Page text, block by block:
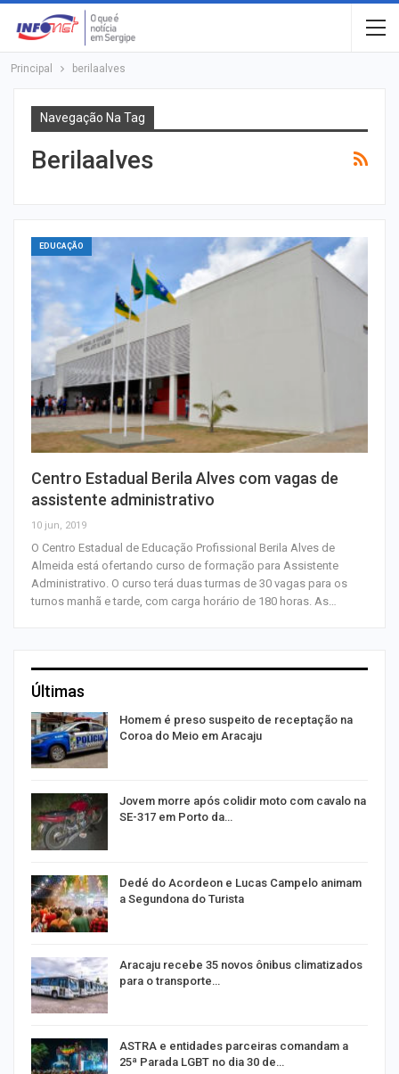
Principal berilaalves
Navegação Na Tag
Berilaalves
EDUCAÇÃO
Centro Estadual Berila Alves com vagas de
assistente administrativo
10 jun, 2019
O Centro Estadual de Educação Profissional Berila Alves de
Almeida está ofertando curso de formação para Assistente
Administrativo. O curso terá duas turmas de 30 vagas para os
turnos manhã e tarde, com carga horário de 180 horas. As…
Últimas
Homem é preso suspeito de receptação na
Coroa do Meio em Aracaju
Jovem morre após colidir moto com cavalo na
SE-317 em Porto da…
Dedé do Acordeon e Lucas Campelo animam
a Segundona do Turista
Aracaju recebe 35 novos ônibus climatizados
para o transporte…
ASTRA e entidades parceiras comandam a
25ª Parada LGBT no dia 30 de…